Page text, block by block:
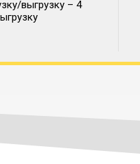
выгрузку – 4